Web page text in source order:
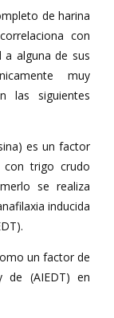
de harina
con
alguna de sus
muy
las siguientes
es un factor
trigo crudo
se realiza
inducida
un factor de
de (AIEDT) en